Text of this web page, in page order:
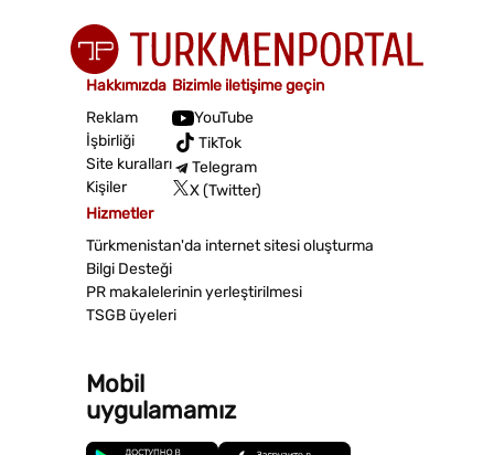
Hakkımızda
Reklam
İşbirliği
Site kuralları
Kişiler
Bizimle iletişime geçin
YouTube
TikTok
Telegram
X (Twitter)
Hizmetler
Türkmenistan'da internet sitesi oluşturma
Bilgi Desteği
PR makalelerinin yerleştirilmesi
TSGB üyeleri
Mobil
uygulamamız